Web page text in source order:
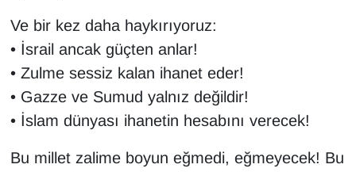
Ve bir kez daha haykırıyoruz:
• İsrail ancak güçten anlar!
• Zulme sessiz kalan ihanet eder!
• Gazze ve Sumud yalnız değildir!
• İslam dünyası ihanetin hesabını verecek!
Bu millet zalime boyun eğmedi, eğmeyecek! Bu